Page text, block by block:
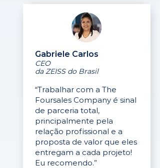
Gabriele Carlos
CEO
da ZEISS do Brasil
“Trabalhar com a The
Foursales Company é sinal
de parceria total,
principalmente pela
relação profissional e a
proposta de valor que eles
entregam a cada projeto!
Eu recomendo.”